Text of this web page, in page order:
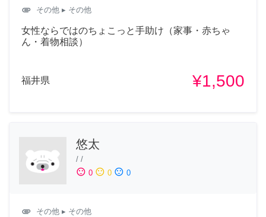
attachment その他 ▸ その他
女性ならではのちょこっと手助け（家事・赤ちゃ
ん・着物相談）
福井県 ¥1,500
悠太
/ /
sentiment_satisfied 0 sentiment_neutral 0 sentiment_dissatisfied 0
attachment その他 ▸ その他